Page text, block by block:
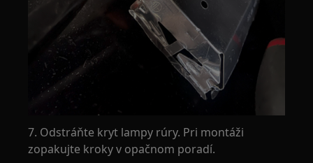
7. Odstráňte kryt lampy rúry. Pri montáži
zopakujte kroky v opačnom poradí.